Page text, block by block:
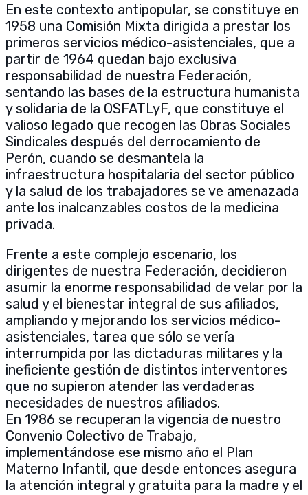
En este contexto antipopular, se constituye en
1958 una Comisión Mixta dirigida a prestar los
primeros servicios médico-asistenciales, que a
partir de 1964 quedan bajo exclusiva
responsabilidad de nuestra Federación,
sentando las bases de la estructura humanista
y solidaria de la OSFATLyF, que constituye el
valioso legado que recogen las Obras Sociales
Sindicales después del derrocamiento de
Perón, cuando se desmantela la
infraestructura hospitalaria del sector público
y la salud de los trabajadores se ve amenazada
ante los inalcanzables costos de la medicina
privada.
Frente a este complejo escenario, los
dirigentes de nuestra Federación, decidieron
asumir la enorme responsabilidad de velar por la
salud y el bienestar integral de sus afiliados,
ampliando y mejorando los servicios médico-
asistenciales, tarea que sólo se vería
interrumpida por las dictaduras militares y la
ineficiente gestión de distintos interventores
que no supieron atender las verdaderas
necesidades de nuestros afiliados.
En 1986 se recuperan la vigencia de nuestro
Convenio Colectivo de Trabajo,
implementándose ese mismo año el Plan
Materno Infantil, que desde entonces asegura
la atención integral y gratuita para la madre y el